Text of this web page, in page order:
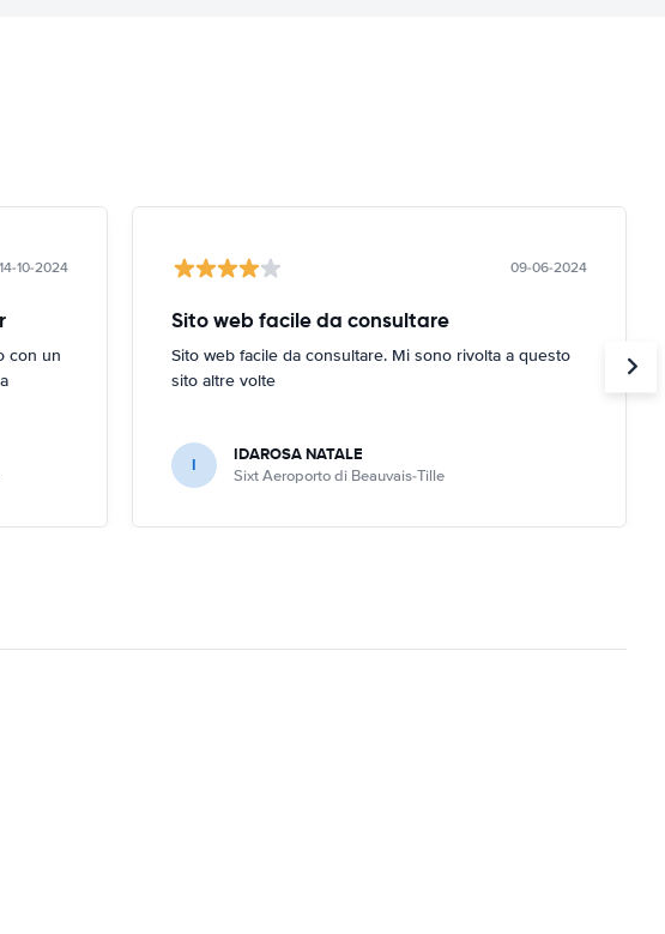
14-10-2024
con un
09-06-2024
Sito web facile da consultare
Sito web facile da consultare. Mi sono rivolta a questo
sito altre volte
I IDAROSA NATALE
Sixt Aeroporto di Beauvais-Tille